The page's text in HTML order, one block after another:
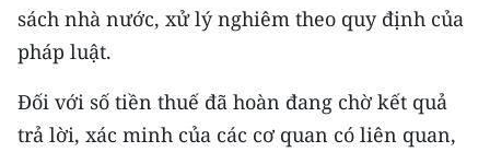
sách nhà nước, xử lý nghiêm theo quy định của
pháp luật.
Đối với số tiền thuế đã hoàn đang chờ kết quả
trả lời, xác minh của các cơ quan có liên quan,